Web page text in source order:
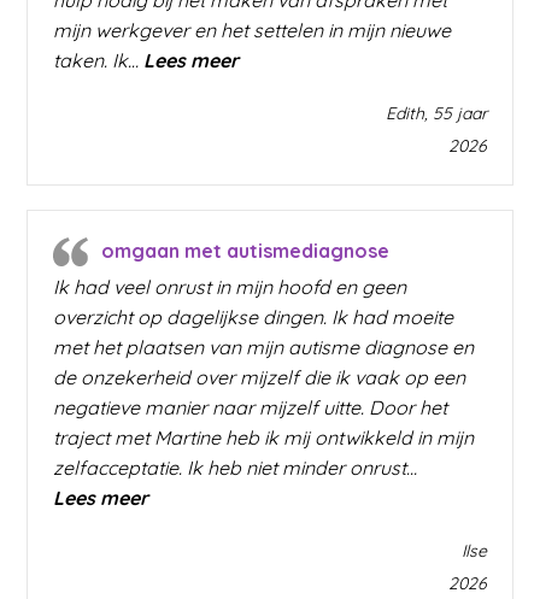
mijn werkgever en het settelen in mijn nieuwe
taken. Ik… Lees meer“Jobcoaching”
Edith, 55 jaar
2026
omgaan met autismediagnose
Ik had veel onrust in mijn hoofd en geen
overzicht op dagelijkse dingen. Ik had moeite
met het plaatsen van mijn autisme diagnose en
de onzekerheid over mijzelf die ik vaak op een
negatieve manier naar mijzelf uitte. Door het
traject met Martine heb ik mij ontwikkeld in mijn
zelfacceptatie. Ik heb niet minder onrust…
Lees meer“omgaan met autismediagnose”
Ilse
2026